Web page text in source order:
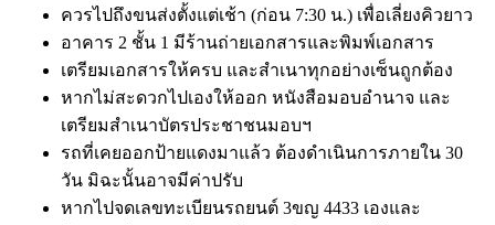
ควรไปถึงขนส่งตั้งแต่เช้า (ก่อน 7:30 น.) เพื่อเลี่ยงคิวยาว
อาคาร 2 ชั้น 1 มีร้านถ่ายเอกสารและพิมพ์เอกสาร
เตรียมเอกสารให้ครบ และสำเนาทุกอย่างเซ็นถูกต้อง
หากไม่สะดวกไปเองให้ออก หนังสือมอบอำนาจ และ
เตรียมสำเนาบัตรประชาชนมอบฯ
รถที่เคยออกป้ายแดงมาแล้ว ต้องดำเนินการภายใน 30
วัน มิฉะนั้นอาจมีค่าปรับ
หากไปจดเลขทะเบียนรถยนต์ 3ขญ 4433 เองและ